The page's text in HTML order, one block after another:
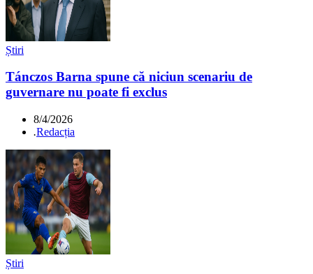
Știri
Tánczos Barna spune că niciun scenariu de
guvernare nu poate fi exclus
8/4/2026
.Redacția
Știri